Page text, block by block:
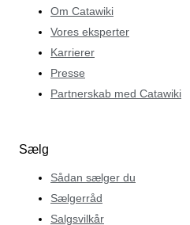
Om Catawiki
Vores eksperter
Karrierer
Presse
Partnerskab med Catawiki
Sælg
Sådan sælger du
Sælgerråd
Salgsvilkår